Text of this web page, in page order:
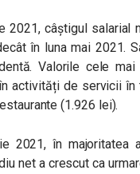
2021, câștigul salarial
în luna mai 2021.
Valorile cele
activități de servicii în
(1.926 lei).
2021, în majoritatea
net a crescut ca